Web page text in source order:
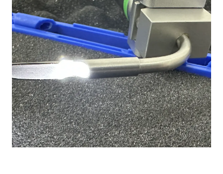
스: 외경 0.7mm, 내경 0.4mm. (전체가 중공) 맞
춤형 배관. 스테인리스 스틸로 제공 - 직선 또는
굽힘형, 또는 유연한 플라스틱 튜빙으로 제공됩
니다. 더 긴 길이는 직접 삽입하거나 대형 종에
서 기관내 튜브 또는 기관지경을 통해 삽입할 수
있습니다. 재사용 가능/멸균 가능: 스테인리스
스틸 팁은 분리 가능하며 고압증기 멸균이 가능
합니다.
미세 분사 헤드는 스테인리스 스틸 모세관 튜브
에 통합되어 있으며, 동물이 마취된 후, 가느다